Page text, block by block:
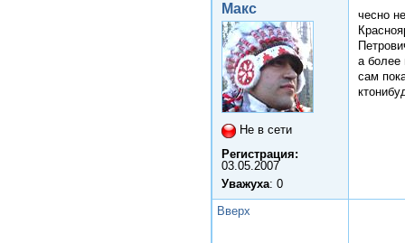
Макс
Не в сети
Регистрация:
03.05.2007
Уважуха: 0
чесно
а более
сам
Вверх